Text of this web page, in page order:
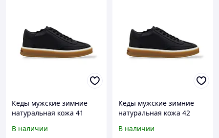
Кеды мужские зимние
натуральная кожа 41
В наличии
Кеды мужские зимние
натуральная кожа 42
В наличии